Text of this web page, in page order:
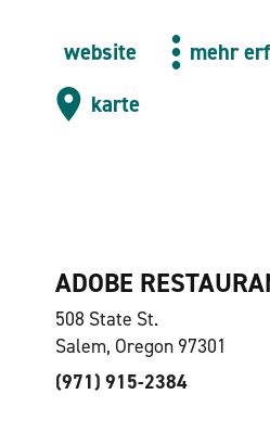
website
mehr
karte
ADOBE
508 State St.
Salem, Oregon 97301
(971) 915-2384